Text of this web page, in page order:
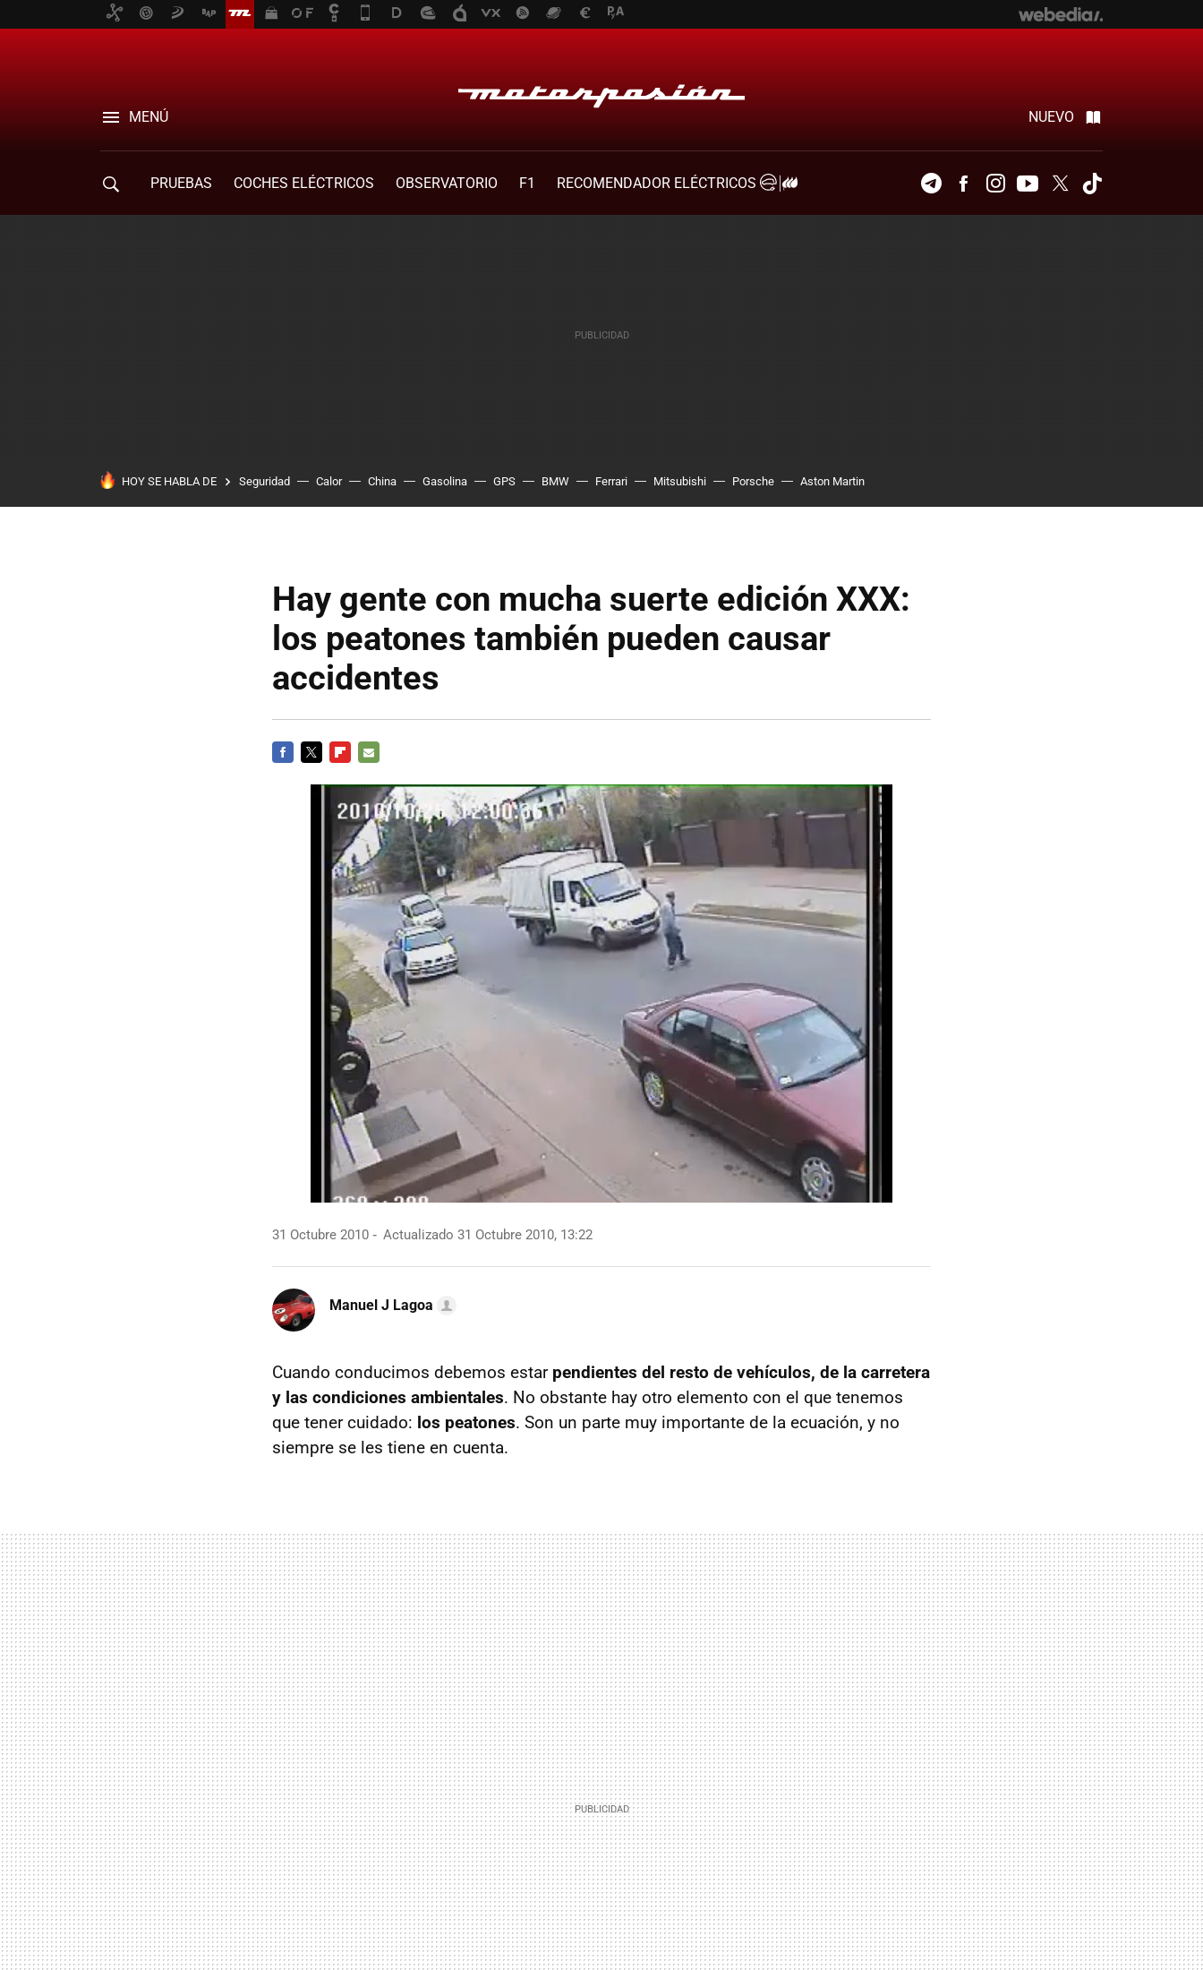
MENÚ NUEVO
PRUEBAS COCHES ELÉCTRICOS OBSERVATORIO F1
RECOMENDADOR ELÉCTRICOS
TelegramFacebookInstagramYoutubeTwitter
HOY SE HABLA DE Seguridad Calor China Gasolina GPS BMW Ferrari Mitsubishi Porsche Aston Martin
Hay gente con mucha suerte edición XXX:
los peatones también pueden causar
accidentes
MAIL
31 Octubre 2010 Actualizado 31 Octubre 2010, 13:22
Manuel J Lagoa
Cuando conducimos debemos estar pendientes del resto de vehículos, de la carretera
y las condiciones ambientales. No obstante hay otro elemento con el que tenemos
que tener cuidado: los peatones. Son un parte muy importante de la ecuación, y no
siempre se les tiene en cuenta.